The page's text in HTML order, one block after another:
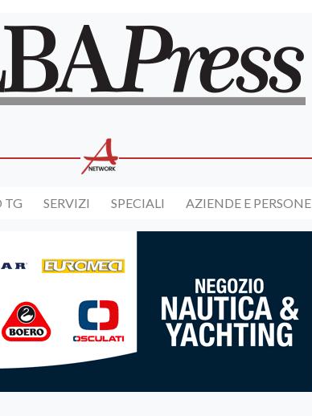
TG SERVIZI SPECIALI AZIENDE E PERSONE